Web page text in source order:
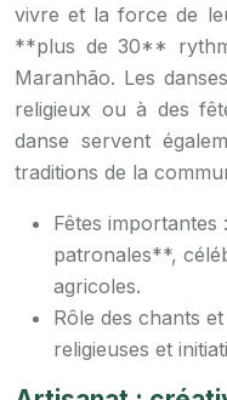
vivre et la force de
**plus de 30**
Maranhão. Les
religieux ou à des
danse servent
traditions de la
Fêtes
patronales**,
agricoles.
Rôle des chants
religieuses et